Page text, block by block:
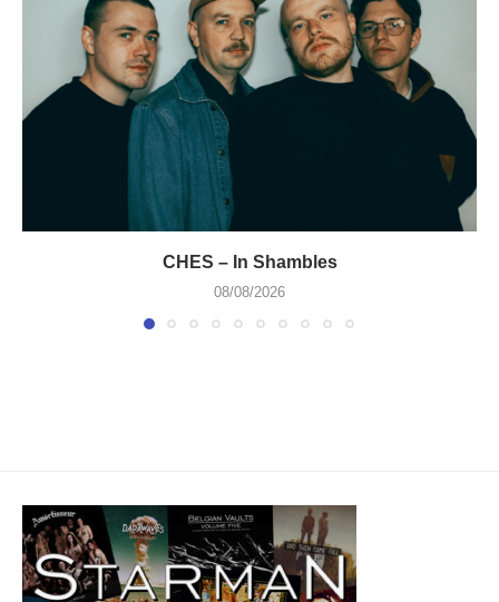
CHES – In Shambles
08/08/2026